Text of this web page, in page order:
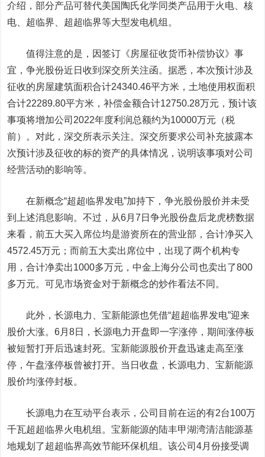
介绍，部分产品可替代美国陶氏化学同类产品用于火电、核
电、超临界、超超临界等大型发电机组。
值得注意的是，因签订《房屋征收货币补偿协议》事
宜，争光股份近日收到深交所关注函。据悉，本次预计涉及
征收的房屋建筑面积合计24340.46平方米，土地使用权面积
合计22289.80平方米，补偿金额合计12750.28万元，预计该
事项将增加公司2022年度利润总额约为10000万元（税
前）。对此，深交所表示关注。深交所要求公司补充披露本
次预计涉及征收的标的资产的具体情况，说明该事项对公司
经营活动的影响等。
在新概念“超超临界发电”加持下，争光股份股价并未受
到上述消息影响。不过，从6月7日争光股份盘后龙虎榜数据
来看，前五大买入席位均是游资所在的营业部，合计净买入
4572.45万元；而前五大卖出席位中，出现了两个机构专
用，合计净卖出1000多万元，中金上海分公司也卖出了800
多万元。可见市场资金对于新概念的炒作看法不同。
此外，长源电力、宝新能源也凭借“超超临界发电”迎来
股价大涨。6月8日，长源电力开盘即一字涨停，期间涨停板
被短暂打开后迅速封死。宝新能源股价开盘迅速走高至涨
停，午盘涨停板曾被打开。当日收盘，长源电力、宝新能源
股价均涨停封板 。
长源电力在互动平台表示，公司目前在运的有2台100万
千瓦超超临界火电机组。宝新能源的陆丰甲湖湾清洁能源基
地规划了超超临界高效节能环保机组。该公司4月份接受调